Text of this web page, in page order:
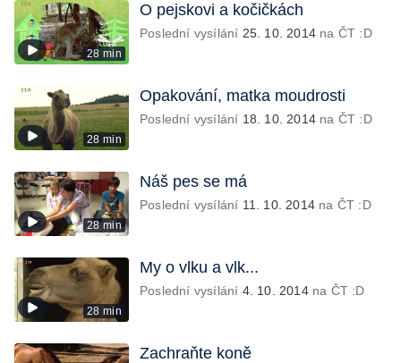
28 min
O pejskovi a kočičkách
Poslední vysílání 25. 10. 2014 na ČT :D
28 min
Opakování, matka moudrosti
Poslední vysílání 18. 10. 2014 na ČT :D
28 min
Náš pes se má
Poslední vysílání 11. 10. 2014 na ČT :D
28 min
My o vlku a vlk...
Poslední vysílání 4. 10. 2014na ČT :D
Zachraňte koně